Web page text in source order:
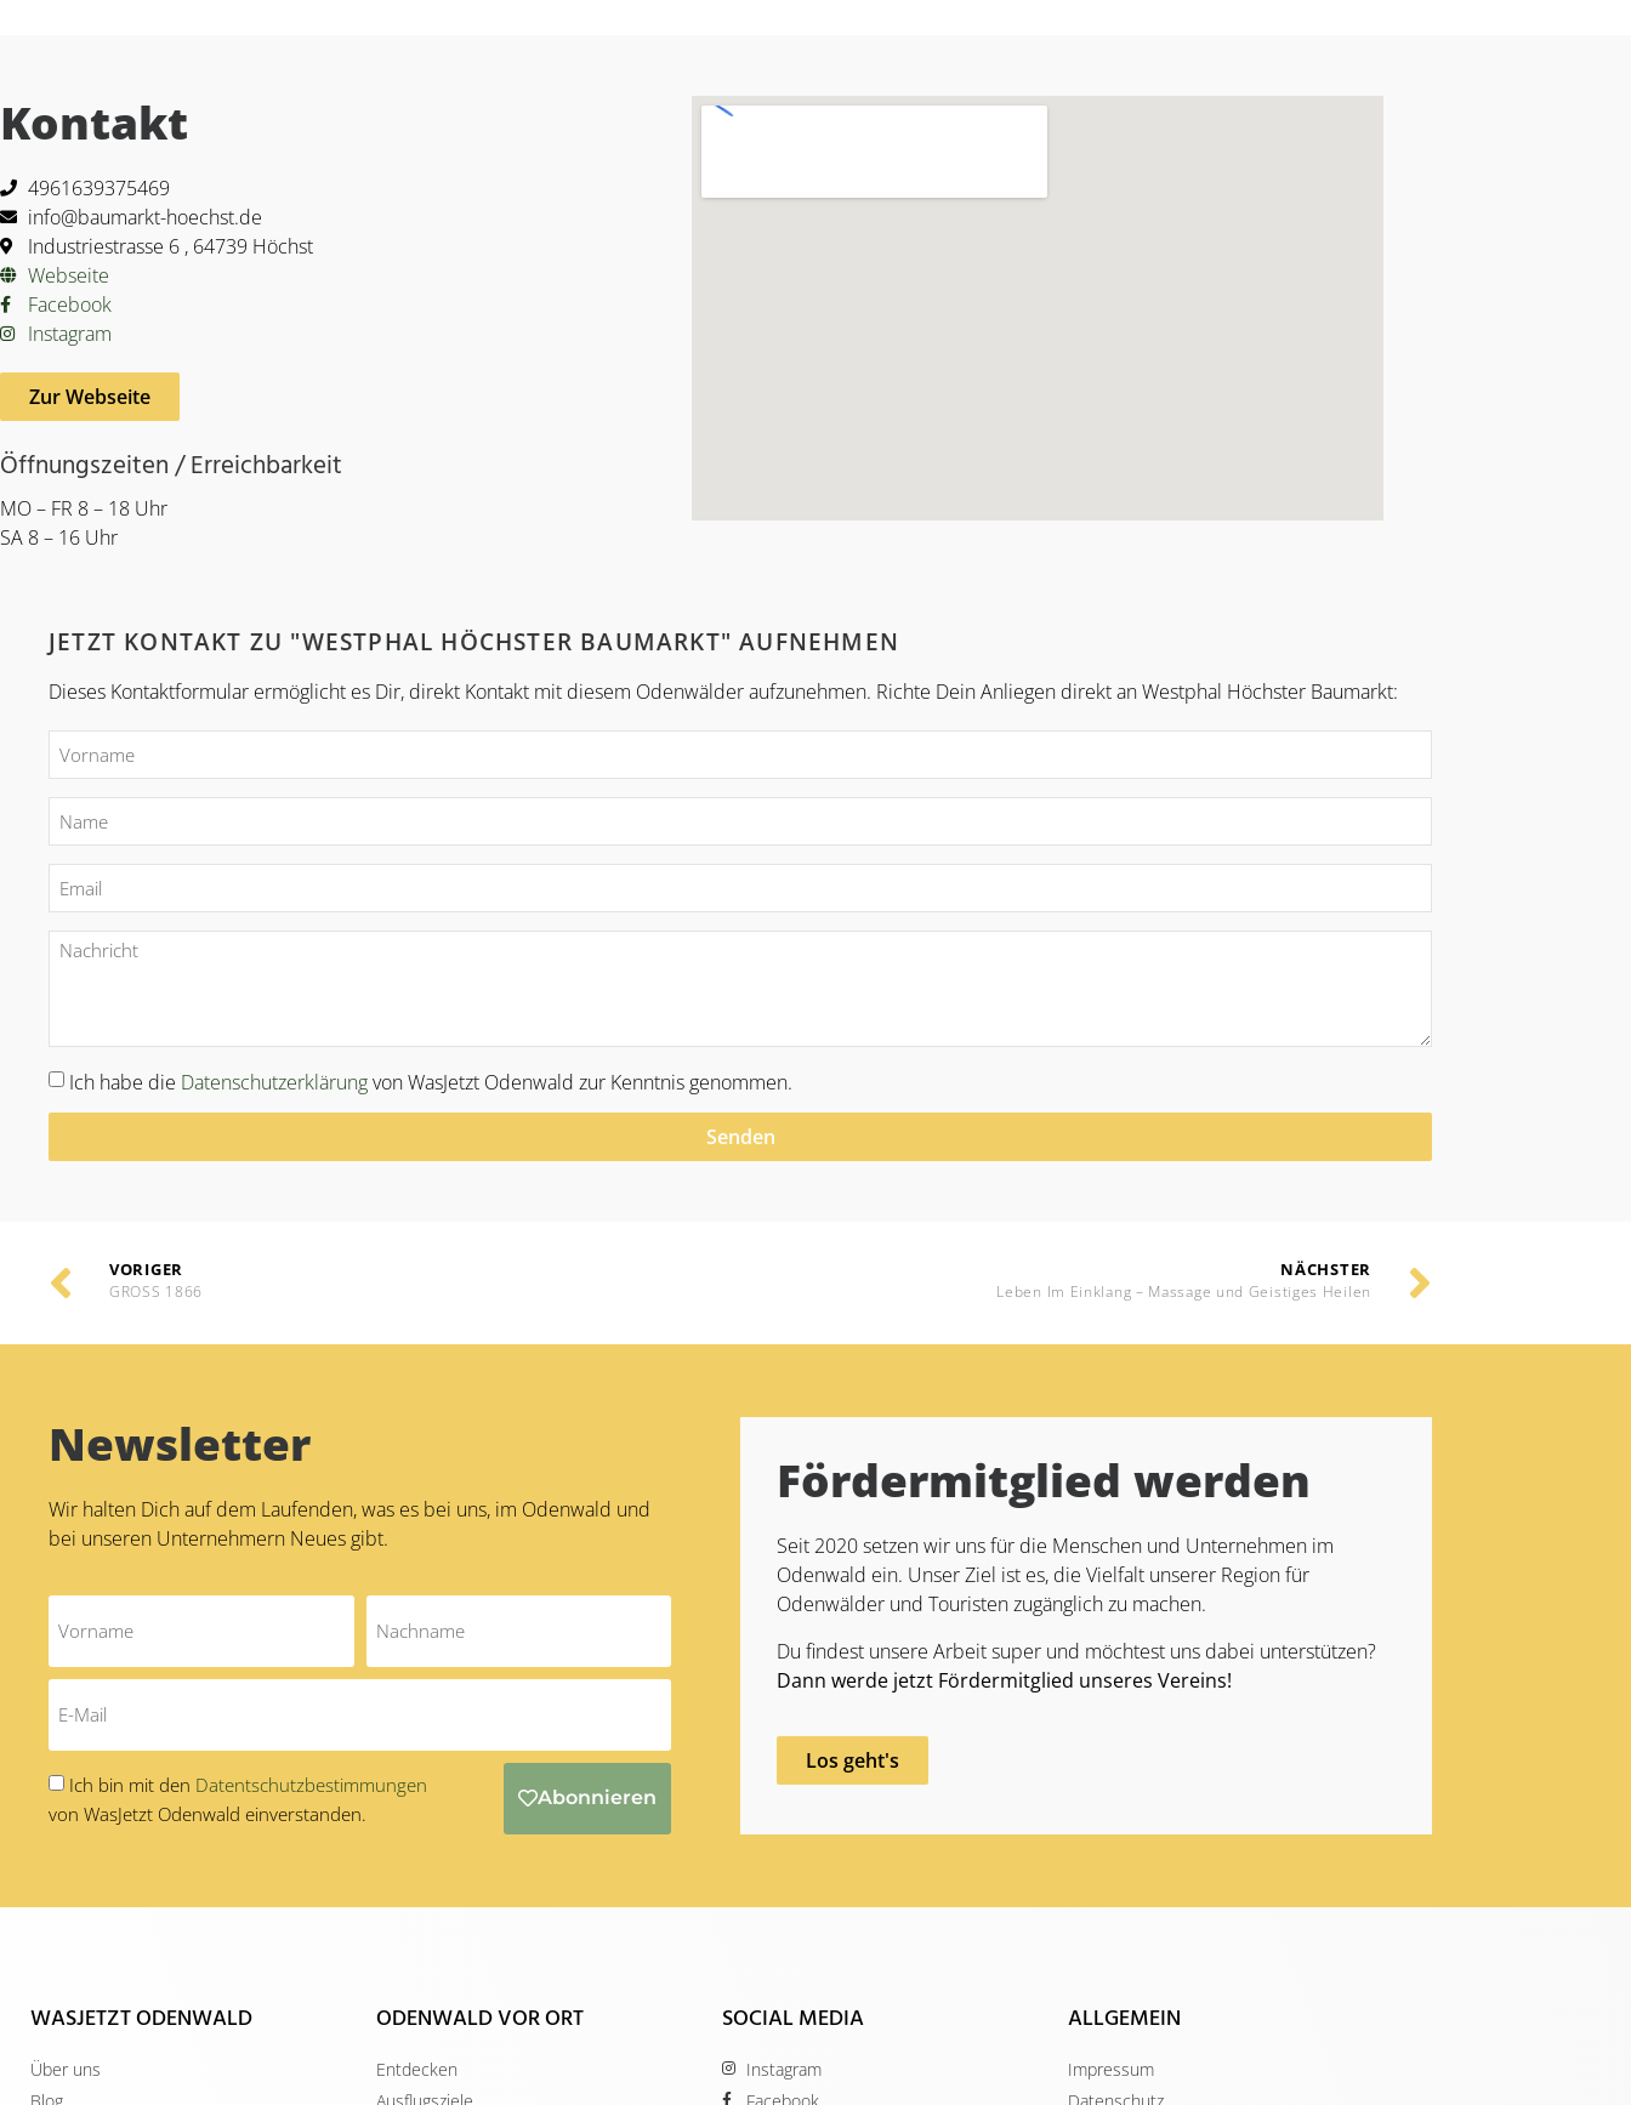
Kontakt
4961639375469
info@baumarkt-hoechst.de
Industriestrasse 6 , 64739 Höchst
Webseite
Facebook
Instagram
Zur Webseite
Öffnungszeiten / Erreichbarkeit
MO – FR 8 – 18 Uhr
SA 8 – 16 Uhr
JETZT KONTAKT ZU "WESTPHAL HÖCHSTER BAUMARKT" AUFNEHMEN
Dieses Kontaktformular ermöglicht es Dir, direkt Kontakt mit diesem Odenwälder aufzunehmen. Richte Dein Anliegen direkt an Westphal Höchster Baumarkt:
Ich habe die Datenschutzerklärungvon WasJetzt Odenwald zur Kenntnis genommen.
Senden
VORIGER
GROSS 1866
NÄCHSTER
Leben Im Einklang – Massage und Geistiges Heilen
Newsletter
Wir halten Dich auf dem Laufenden, was es bei uns, im Odenwald und
bei unseren Unternehmern Neues gibt.
Ich bin mit den Datentschutzbestimmungen
von WasJetzt Odenwald einverstanden.
Abonnieren
Fördermitglied werden
Seit 2020 setzen wir uns für die Menschen und Unternehmen im
Odenwald ein. Unser Ziel ist es, die Vielfalt unserer Region für
Odenwälder und Touristen zugänglich zu machen.
Du findest unsere Arbeit super und möchtest uns dabei unterstützen?
Dann werde jetzt Fördermitglied unseres Vereins!
Los geht's
WASJETZT ODENWALD
Über uns
ODENWALD VOR ORT
Entdecken
SOCIAL MEDIA
Instagram
ALLGEMEIN
Impressum